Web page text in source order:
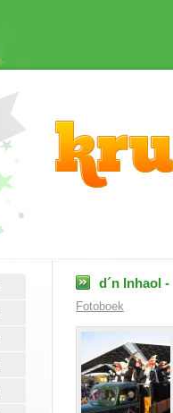
d´n Inhaol -
Fotoboek